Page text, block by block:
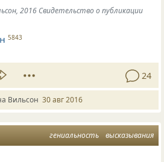
2016 Свидетельство о публикации
5843
24
Вильсон 30 авг 2016
гениальность высказывания